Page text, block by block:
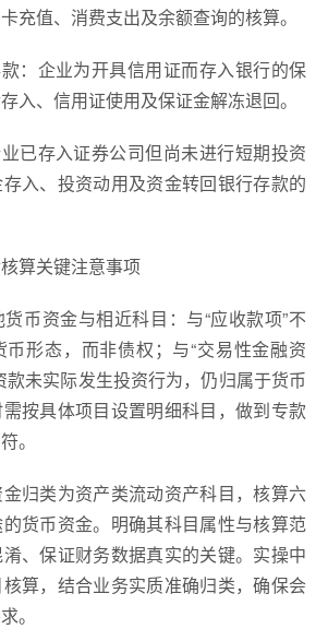
充值、消费支出及余额查询的核算。
：企业为开具信用证而存入银行的保
入、信用证使用及保证金解冻退回。
已存入证券公司但尚未进行短期投资
入、投资动用及资金转回银行存款的
算关键注意事项
币资金与相近科目：与“应收款项”不
形态，而非债权；与“交易性金融资
款未实际发生投资行为，仍归属于货币
按具体项目设置明细科目，做到专款
。
归类为资产类流动资产科目，核算六
货币资金。明确其科目属性与核算范
、保证财务数据真实的关键。实操中
算，结合业务实质准确归类，确保会
。